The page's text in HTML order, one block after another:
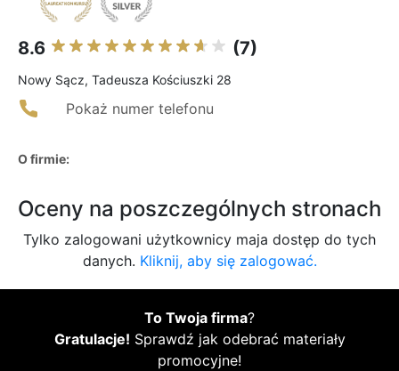
8.6 (7)
Nowy Sącz, Tadeusza Kościuszki 28
Pokaż numer telefonu
O firmie:
Oceny na poszczególnych stronach
Tylko zalogowani użytkownicy maja dostęp do tych
danych. Kliknij, aby się zalogować.
To Twoja firma?
Gratulacje! Sprawdź jak odebrać materiały
promocyjne!